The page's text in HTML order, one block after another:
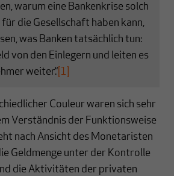
warum eine Bankenkrise solch
die Gesellschaft haben kann,
was Banken tatsächlich tun:
von den Einlegern und leiten es
weiter.“ [1]
Couleur waren sich sehr
Verständnis der Funktionsweise
nach Ansicht des Monetaristen
Geldmenge unter der Kontrolle
die Aktivitäten der privaten